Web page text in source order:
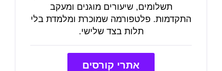
תשלומים, שיעורים מוגנים ומעקב
התקדמות. פלטפורמה שמוכרת ומלמדת בלי
תלות בצד שלישי.
אתרי קורסים